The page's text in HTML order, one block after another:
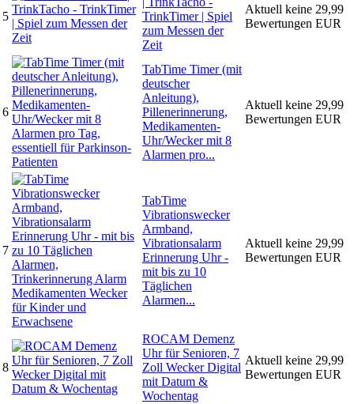
5
TrinkTimer | Spiel
zum Messen der
Zeit
Aktuell keine
Bewertungen
29,99
EUR
6
TabTime Timer (mit
deutscher
Anleitung),
Pillenerinnerung,
Medikamenten-
Uhr/Wecker mit 8
Alarmen pro...
Aktuell keine
Bewertungen
29,99
EUR
7
TabTime
Vibrationswecker
Armband,
Vibrationsalarm
Erinnerung Uhr -
mit bis zu 10
Täglichen
Alarmen...
Aktuell keine
Bewertungen
29,99
EUR
8
ROCAM Demenz
Uhr für Senioren, 7
Zoll Wecker Digital
mit Datum &
Wochentag
Aktuell keine
Bewertungen
29,99
EUR